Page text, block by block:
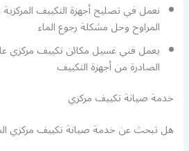
نعمل في تصليح أجهزة التكييف
المراوح وحل مشكلة رجوع الماء
يعمل فني غسيل مكائن تكييف مركزي على
الصادرة من أجهزة التكييف
خدمة صيانة تكييف مركزي
هل تبحث عن خدمة صيانة تكييف مركزي